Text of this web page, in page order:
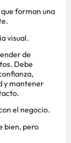
forman una
visual.
de
Debe
y mantener
el negocio.
bien, pero